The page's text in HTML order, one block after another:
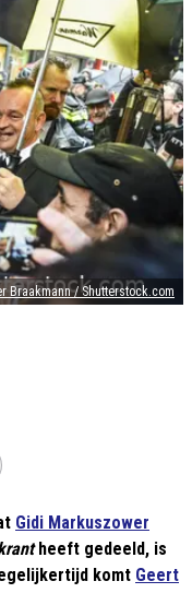
Braakmann / Shutterstock.com
Gidi Markuszower
heeft gedeeld, is
komt Geert